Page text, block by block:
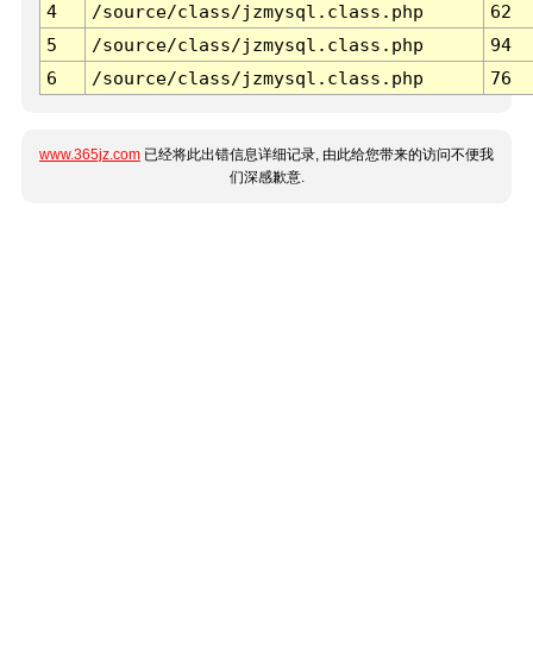
4
/source/class/jzmysql.class.php
62
5
/source/class/jzmysql.class.php
94
6
/source/class/jzmysql.class.php 76
www.365jz.com 已经将此出错信息详细记录, 由此给您带来的访问不便我
们深感歉意.